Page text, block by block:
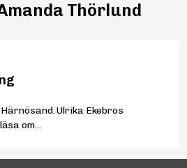
Thörlund
Ulrika Ekebros
om...